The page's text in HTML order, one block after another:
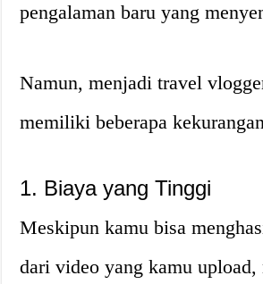
pengalaman baru yang
Namun, menjadi travel
memiliki beberapa
1. Biaya yang Tinggi
Meskipun kamu bisa
dari video yang kamu upload,